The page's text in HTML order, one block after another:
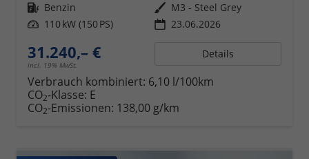
Kraftstoff Benzin Außenfarbe M3 - Steel Grey
Leistung 110 kW (150 PS) 23.06.2026
31.240,– €
incl. 19% MwSt.
Details
Verbrauch kombiniert: 6,10 l/100km
CO2-Klasse: E
CO2-Emissionen: 138,00 g/km